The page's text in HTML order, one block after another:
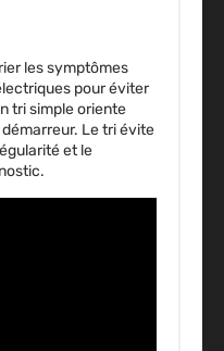
les symptômes
pour éviter
tri simple oriente
Le tri évite
et le